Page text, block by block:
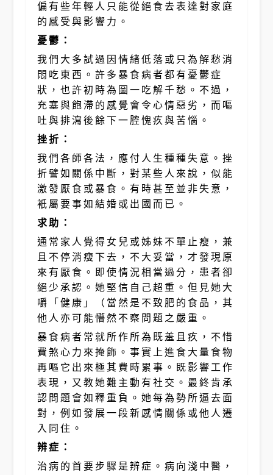
偏有些年輕人只能從絕食去表達對家庭
的感受與影響力。
憂鬱：
我們大多試過因情緒低落或只為解愁消
悶吃東西。許多暴食病者都有憂鬱症
狀，也許初時為圖一吃解千愁。不過，
充塞與飽滯的感覺會令心情惡劣，而嘔
吐與排瀉後餘下一腔愧疚與苦惱。
挫折：
我們各師各法，應付人生種種失意。挫
折譬如關係中斷，對某些人來說，似能
激發厭食或暴食。有時甚至並非失意，
衹屬要事如結婚或出國而已。
求助：
通常家人覺得女兒或姊妹不單止瘦，兼
且不停消瘦下去，不大妥當，才發現原
來有厭食。即使情況相當過分，患者卻
絕少承認。她堅信自己超重。但見她大
嚼「健康」（當然是不致肥的食品，其
他人亦可能懵然不察問題之嚴重。
暴食病者常就所作所為既羞且疚，不惜
費煞心力來掩飾。事實上進食大量食物
再嘔它出來極其費時累事。既影響工作
表現，又教她難主動有社交。最終肯承
認問題會如釋重負。她每為勢所逼去面
對，例如發展一段新感情關係或他人遷
入同住。
辨症：
治病的首要步驟是辨症。病向淺中醫，